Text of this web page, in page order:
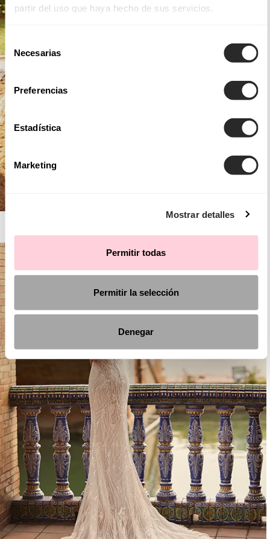
partir del uso que haya hecho de sus servicios.
Selección
de
consentimiento
Necesarias
Preferencias
Estadística
Marketing
Mostrar detalles
Permitir todas
Permitir la selección
Denegar